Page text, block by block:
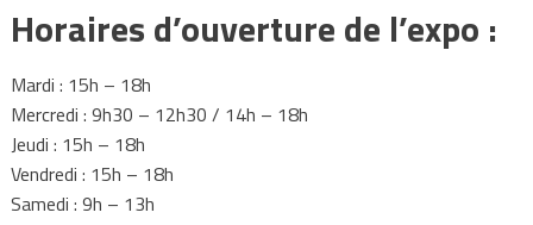
Horaires d’ouverture de l’expo :
Mardi : 15h – 18h
Mercredi : 9h30 – 12h30 / 14h – 18h
Jeudi : 15h – 18h
Vendredi : 15h – 18h
Samedi : 9h – 13h